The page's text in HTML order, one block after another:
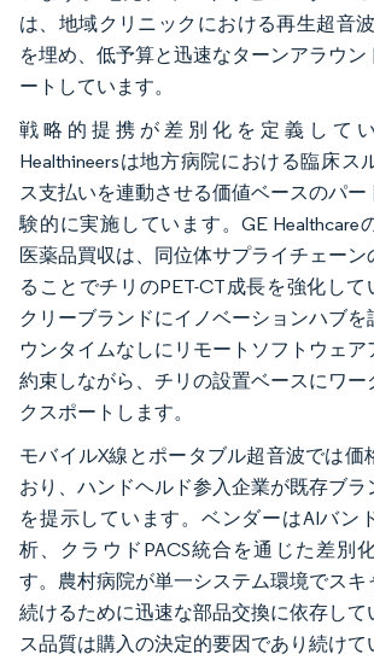
は、地域クリニックにおける再生超音
を埋め、低予算と迅速なターンアラウン
ートしています。
戦略的提携が差別化を定義してい
Healthineersは地方病院における臨床ス
ス支払いを連動させる価値ベースのパ
験的に実施しています。GE Healthcare
医薬品買収は、同位体サプライチェーン
ることでチリのPET-CT成長を強化して
クリーブランドにイノベーションハブ
ウンタイムなしにリモートソフトウェア
約束しながら、チリの設置ベースにワー
クスポートします。
モバイルX線とポータブル超音波では価
おり、ハンドヘルド参入企業が既存ブラ
を提示しています。ベンダーはAIバン
析、クラウドPACS統合を通じた差別
す。農村病院が単一システム環境でスキ
続けるために迅速な部品交換に依存して
ス品質は購入の決定的要因であり続けて